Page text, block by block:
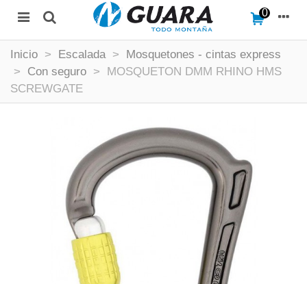
0
Inicio > Escalada >
Mosquetones - cintas express
>
Con seguro >
MOSQUETON DMM RHINO HMS
SCREWGATE